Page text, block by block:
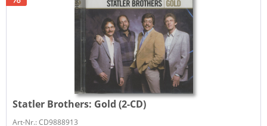
Statler Brothers: Gold (2-CD)
Art-Nr.: CD9888913